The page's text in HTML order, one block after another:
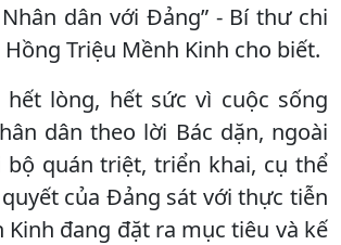
dân với Đảng” - Bí thư chi
Triệu Mềnh Kinh cho biết.
lòng, hết sức vì cuộc sống
dân theo lời Bác dặn, ngoài
bộ quán triệt, triển khai, cụ thể
của Đảng sát với thực tiễn
Kinh đang đặt ra mục tiêu và kế